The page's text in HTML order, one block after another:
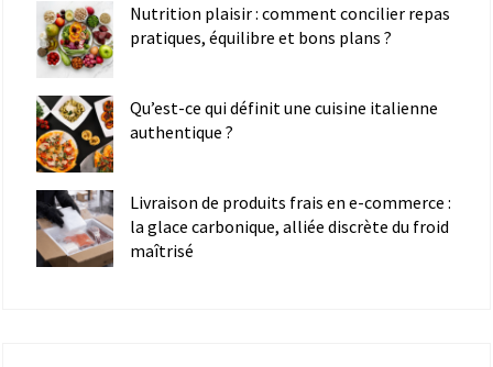
Nutrition plaisir : comment concilier repas
pratiques, équilibre et bons plans ?
Qu’est-ce qui définit une cuisine italienne
authentique ?
Livraison de produits frais en e-commerce :
la glace carbonique, alliée discrète du froid
maîtrisé